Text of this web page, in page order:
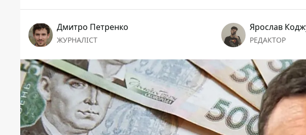
Дмитро Петренко
ЖУРНАЛІСТ
Ярослав
РЕДАКТОР